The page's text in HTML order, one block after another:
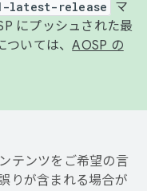
latest-release
マ
にプッシュされた最
ついては、AOSP の
テンツをご希望の言
りが含まれる場合が